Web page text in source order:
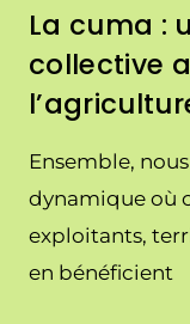
La cuma :
collective
Ensemble,
dynamique où
exploitants,
en bénéficient